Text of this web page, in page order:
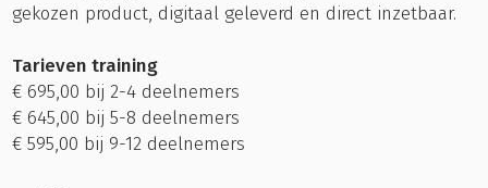
gekozen product, digitaal geleverd en direct inzetbaar.
Tarieven training
€ 695,00 bij 2-4 deelnemers
€ 645,00 bij 5-8 deelnemers
€ 595,00 bij 9-12 deelnemers